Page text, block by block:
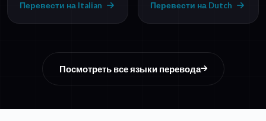
Перевести на Italian Перевести на Dutch
Посмотреть все языки перевода